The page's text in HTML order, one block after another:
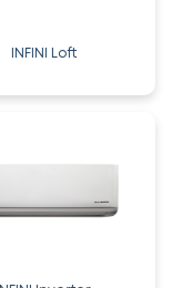
INFINI Loft